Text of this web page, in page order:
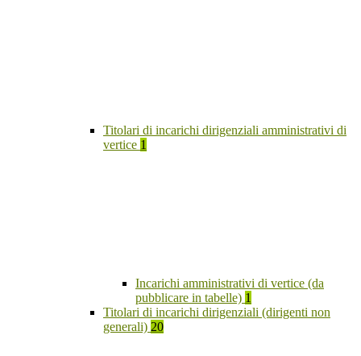
Titolari di incarichi dirigenziali amministrativi di
vertice 1
Incarichi amministrativi di vertice (da
pubblicare in tabelle) 1
Titolari di incarichi dirigenziali (dirigenti non
generali) 20